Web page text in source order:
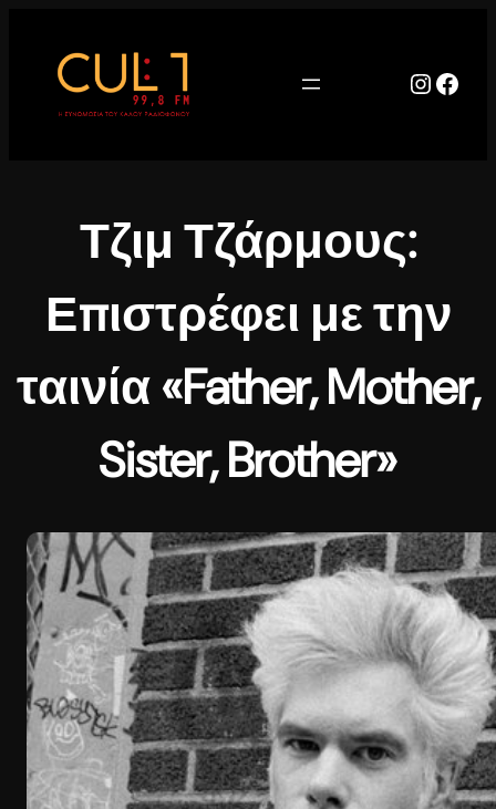
περιεχόμενο
Τζιμ Τζάρμους:
Επιστρέφει με την
ταινία «Father, Mother,
Sister, Brother»